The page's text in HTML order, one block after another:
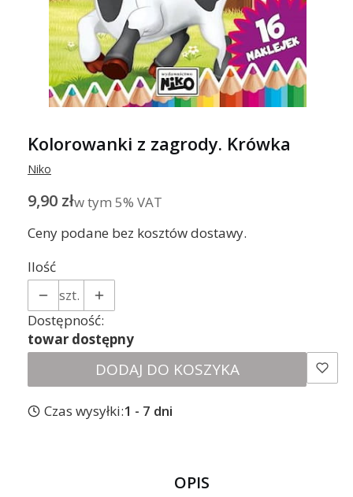
Kolorowanki z zagrody. Krówka
Niko
Cena
9,90 złw tym 5% VAT
w tym 5% VAT
Ceny podane bez kosztów dostawy.
Ilość
szt.
Dostępność:
towar dostępny
DODAJ DO KOSZYKA
Czas wysyłki:1 - 7 dni
OPIS